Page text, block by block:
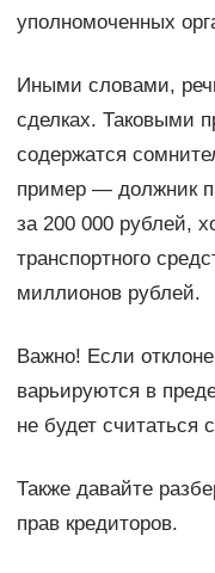
уполномоченных
Иными словами,
сделках. Таковыми
содержатся
пример — должник
за 200 000 рублей,
транспортного
миллионов рублей.
Важно! Если
варьируются в
не будет считаться
Также давайте
прав кредиторов.